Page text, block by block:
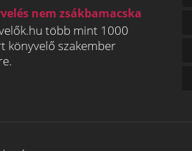
nem zsákbamacska
több mint 1000
könyvelő szakember